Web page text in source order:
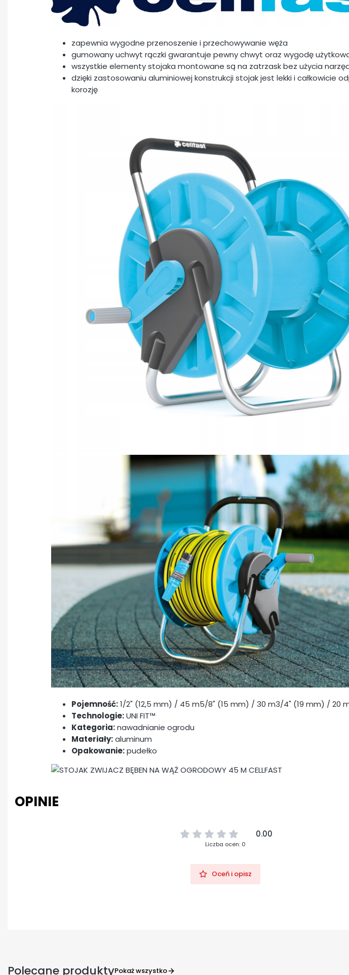
zapewnia wygodne przenoszenie i przechowywanie węża
gumowany uchwyt rączki gwarantuje pewny chwyt oraz wygodę
wszystkie elementy stojaka montowane są na zatrzask bez użycia
dzięki zastosowaniu aluminiowej konstrukcji stojak jest lekki i całkowicie
korozję
Pojemność:1/2" (12,5 mm) / 45 m5/8" (15 mm) / 30 m3/4" (19 mm) / 20
Technologie:UNI FIT™
Kategoria:nawadnianie ogrodu
Materiały:aluminum
Opakowanie:pudełko
OPINIE
0.00
Liczba ocen: 0
Oceń i opisz
Polecane produktyPokaż wszystko